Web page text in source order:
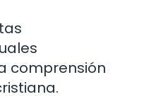
comprensión